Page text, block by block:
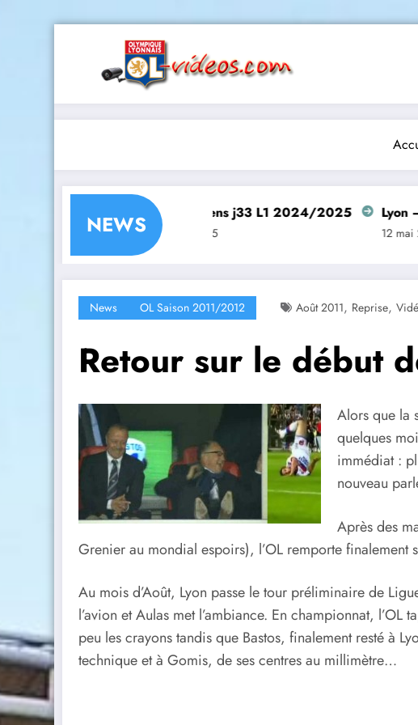
NEWS
Lyon – Lens j33 L1 2024/2025
12 mai 2025
Lyon – Lens
News OL Saison 2011/2012 Août 2011, Reprise,
Retour sur le début
Alors que la
quelques
immédiat :
nouveau
Après des
Grenier au mondial espoirs), l’OL remporte
Au mois d’Août, Lyon passe le tour préliminaire de
l’avion et Aulas met l’ambiance. En championnat,
peu les crayons tandis que Bastos, finalement resté à
technique et à Gomis, de ses centres au millimètre…